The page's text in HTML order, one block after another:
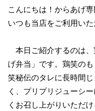
こんにちは！からあげ
いつも当店をご利用い
本日ご紹介するのは、
げ弁当」です。鶏笑の
笑秘伝のタレに長時間
く、プリプリジューシ
くお召し上がりいただ